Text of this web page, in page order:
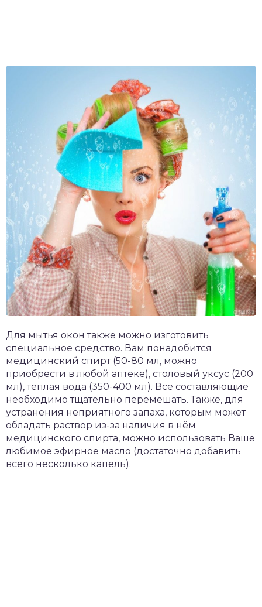
Для мытья окон также можно изготовить
специальное средство. Вам понадобится
медицинский спирт (50-80 мл, можно
приобрести в любой аптеке), столовый уксус (200
мл), тёплая вода (350-400 мл). Все составляющие
необходимо тщательно перемешать. Также, для
устранения неприятного запаха, которым может
обладать раствор из-за наличия в нём
медицинского спирта, можно использовать Ваше
любимое эфирное масло (достаточно добавить
всего несколько капель).